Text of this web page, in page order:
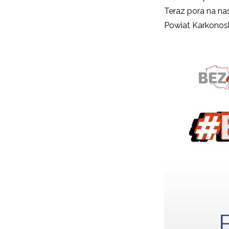
Teraz pora na
Powiat